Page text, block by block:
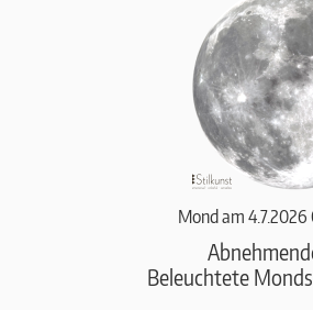
Mond am 4.7.2026
Beleuchtete